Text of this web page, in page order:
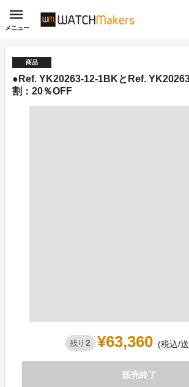
メニュー
商品
●Ref. YK20263-12-1BKとRef.
割：20％OFF
残り 2 ¥63,360 (税込/
販売終了